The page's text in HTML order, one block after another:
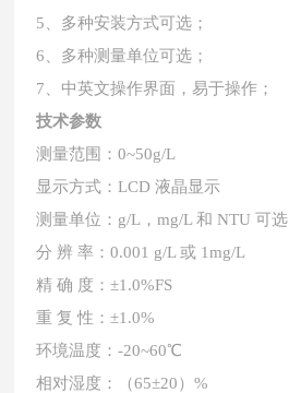
5、 多种安装方式可选；
6、 多种测量单位可选；
7、 中英文操作界面，易于操作；
技术参数
测量范围：0~50g/L
显示方式：LCD 液晶显示
测量单位： g/L，mg/L 和 NTU 可选
分 辨 率：0.001 g/L 或 1mg/L
精 确 度：±1.0%FS
重 复 性：±1.0%
环境温度：-20~60℃
相对湿度：（65±20）%